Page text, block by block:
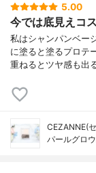
5.00
今では底見えコ
私はシャンパンベー
に塗ると塗るプロテ
重ねるとツヤ感も出
CEZANNE(
パールグロ